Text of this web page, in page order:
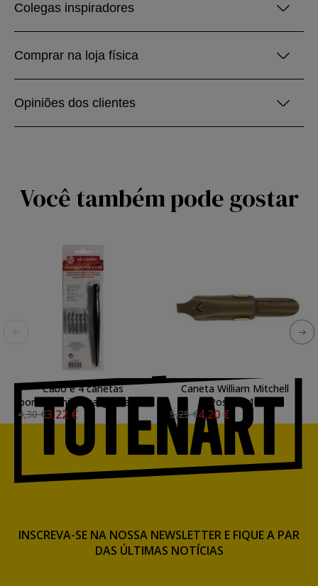
Colegas inspiradores
Comprar na loja física
Opiniões dos clientes
Você também pode gostar
Cabo e 4 canetas
portaplumillas caligrafia Art
Creation Talens
4,30 €3,22 €
Caneta William Mitchell
Poster L13
5,25 €4,20 €
INSCREVA-SE NA NOSSA NEWSLETTER E FIQUE A PAR
DAS ÚLTIMAS NOTÍCIAS